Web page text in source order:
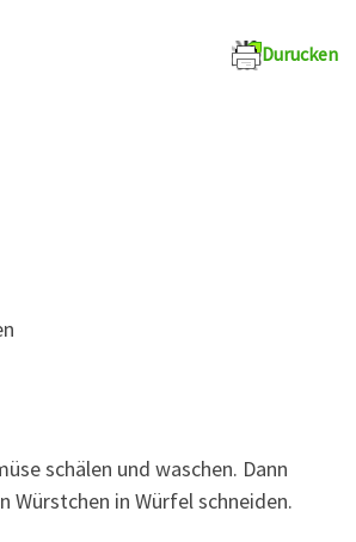
Durucken
schälen und waschen. Dann
Würstchen in Würfel schneiden.